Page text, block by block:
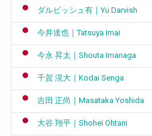
ダルビッシュ有｜Yu Darvish
今井達也｜Tatsuya Imai
今永 昇太｜Shouta Imanaga
千賀 滉大｜Kodai Senga
吉田 正尚｜Masataka Yoshida
大谷 翔平｜Shohei Ohtani